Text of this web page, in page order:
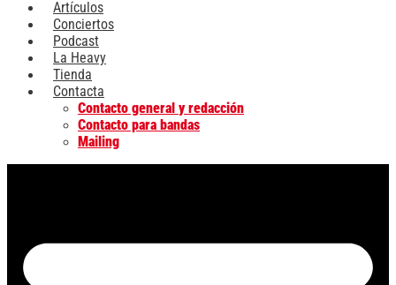
Artículos
Conciertos
Podcast
La Heavy
Tienda
Contacta
Contacto general y redacción
Contacto para bandas
Mailing